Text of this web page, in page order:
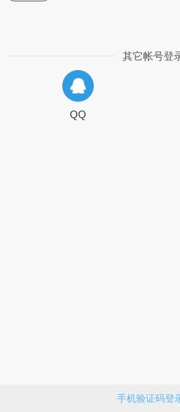
手机验证码登
其它帐号登
QQ